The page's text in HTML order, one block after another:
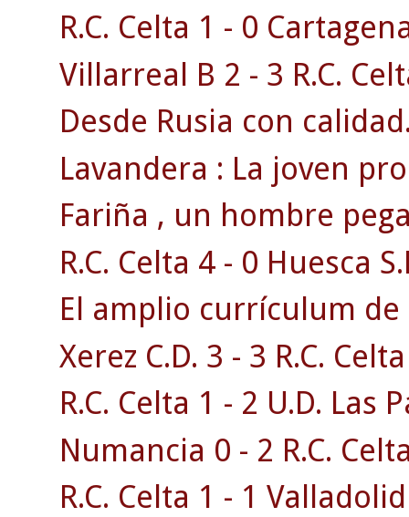
R.C. Celta 1 - 0
Villarreal B 2 - 3 R.C.
Desde Rusia con
Lavandera : La joven
Fariña , un hombre
R.C. Celta 4 - 0 Huesca
El amplio currículum de
Xerez C.D. 3 - 3 R.C.
R.C. Celta 1 - 2 U.D. Las
Numancia 0 - 2 R.C.
R.C. Celta 1 - 1